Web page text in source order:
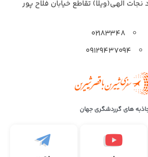
نجات الهی(ویلا) تقاطع خیابان فلاح پور
۰۲۱۸۳۳۴۸
۰۹۱۲۹۴۳۷۰۹۴
های گرردشگری جهان